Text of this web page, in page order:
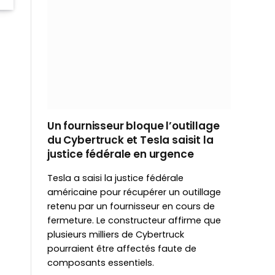
Un fournisseur bloque l’outillage
du Cybertruck et Tesla saisit la
justice fédérale en urgence
Tesla a saisi la justice fédérale
américaine pour récupérer un outillage
retenu par un fournisseur en cours de
fermeture. Le constructeur affirme que
plusieurs milliers de Cybertruck
pourraient être affectés faute de
composants essentiels.